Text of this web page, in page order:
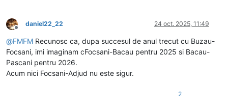
Deconectat
daniel22_22 24 oct. 2025, 11:49
@FMFM Recunosc ca, dupa succesul de anul trecut cu Buzau-
Focsani, imi imaginam cFocsani-Bacau pentru 2025 si Bacau-
Pascani pentru 2026.
Acum nici Focsani-Adjud nu este sigur.
2